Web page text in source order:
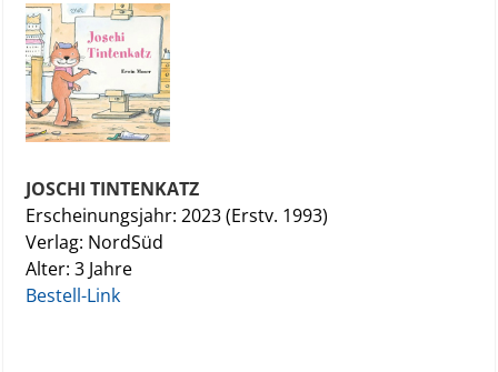
JOSCHI TINTENKATZ
Erscheinungsjahr: 2023 (Erstv. 1993)
Verlag: NordSüd
Alter: 3 Jahre
Bestell-Link